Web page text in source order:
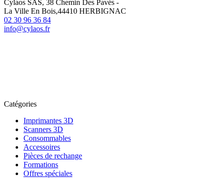
Cylaos SAS, 38 Chemin Des Pavés -
La Ville En Bois,44410 HERBIGNAC
02 30 96 36 84
info@cylaos.fr
Catégories
Imprimantes 3D
Scanners 3D
Consommables
Accessoires
Pièces de rechange
Formations
Offres spéciales